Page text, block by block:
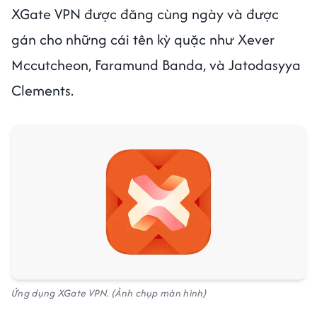
XGate VPN được đăng cùng ngày và được
gán cho những cái tên kỳ quặc như Xever
Mccutcheon, Faramund Banda, và Jatodasyya
Clements.
Ứng dụng XGate VPN. (Ảnh chụp màn hình)